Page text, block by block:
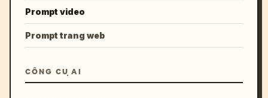
Prompt video
Prompt trang web
CÔNG CỤ AI